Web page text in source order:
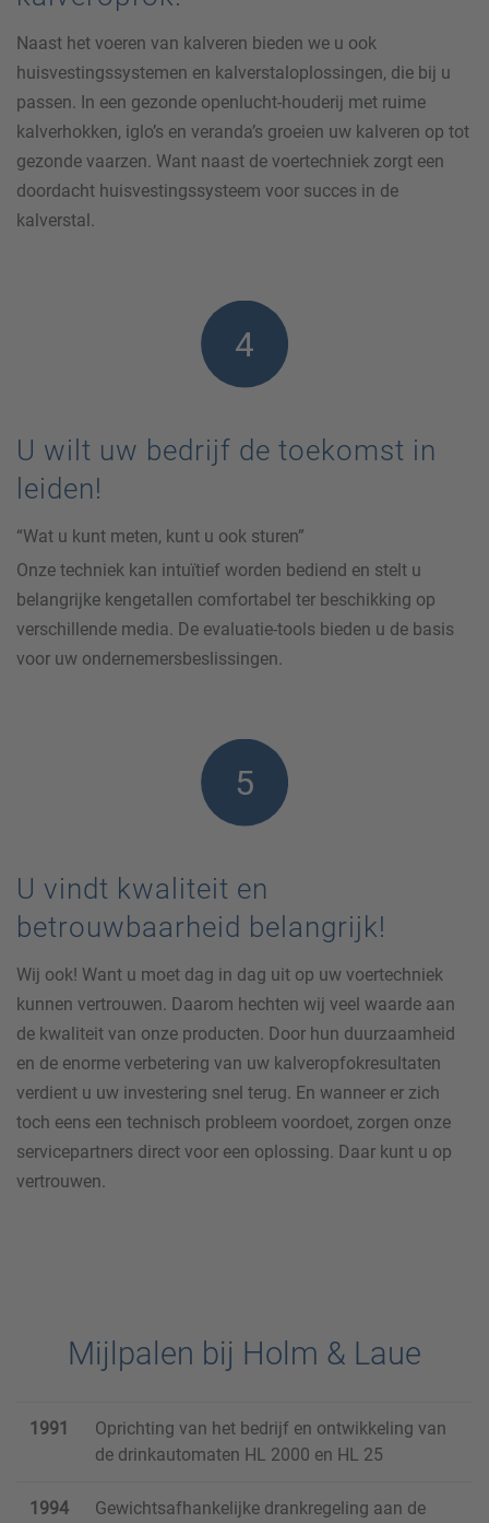
Naast het voeren van kalveren bieden we u ook
huisvestingssystemen en kalverstaloplossingen, die bij u
passen. In een gezonde openlucht-houderij met ruime
kalverhokken, iglo’s en veranda’s groeien uw kalveren op tot
gezonde vaarzen. Want naast de voertechniek zorgt een
doordacht huisvestingssysteem voor succes in de
kalverstal.
U wilt uw bedrijf de toekomst in
leiden!
“Wat u kunt meten, kunt u ook sturen”
Onze techniek kan intuïtief worden bediend en stelt u
belangrijke kengetallen comfortabel ter beschikking op
verschillende media. De evaluatie-tools bieden u de basis
voor uw ondernemersbeslissingen.
U vindt kwaliteit en
betrouwbaarheid belangrijk!
Wij ook! Want u moet dag in dag uit op uw voertechniek
kunnen vertrouwen. Daarom hechten wij veel waarde aan
de kwaliteit van onze producten. Door hun duurzaamheid
en de enorme verbetering van uw kalveropfokresultaten
verdient u uw investering snel terug. En wanneer er zich
toch eens een technisch probleem voordoet, zorgen onze
servicepartners direct voor een oplossing. Daar kunt u op
vertrouwen.
Mijlpalen bij Holm & Laue
1991
Oprichting van het bedrijf en ontwikkeling van
de drinkautomaten HL 2000 en HL 25
1994
Gewichtsafhankelijke drankregeling aan de